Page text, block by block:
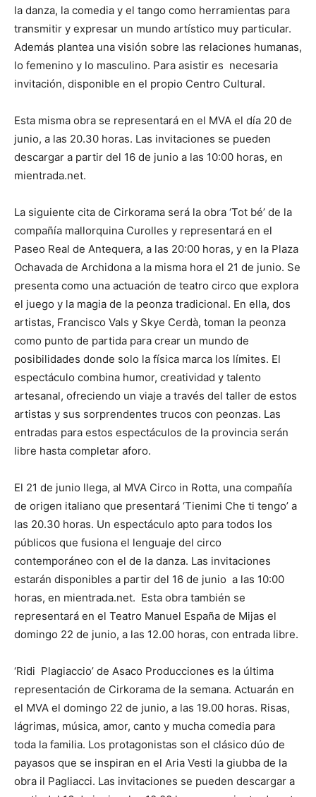
la danza, la comedia y el tango como herramientas para
transmitir y expresar un mundo artístico muy particular.
Además plantea una visión sobre las relaciones humanas,
lo femenino y lo masculino. Para asistir es necesaria
invitación, disponible en el propio Centro Cultural.
Esta misma obra se representará en el MVA el día 20 de
junio, a las 20.30 horas. Las invitaciones se pueden
descargar a partir del 16 de junio a las 10:00 horas, en
mientrada.net.
La siguiente cita de Cirkorama será la obra ‘Tot bé’ de la
compañía mallorquina Curolles y representará en el
Paseo Real de Antequera, a las 20:00 horas, y en la Plaza
Ochavada de Archidona a la misma hora el 21 de junio. Se
presenta como una actuación de teatro circo que explora
el juego y la magia de la peonza tradicional. En ella, dos
artistas, Francisco Vals y Skye Cerdà, toman la peonza
como punto de partida para crear un mundo de
posibilidades donde solo la física marca los límites. El
espectáculo combina humor, creatividad y talento
artesanal, ofreciendo un viaje a través del taller de estos
artistas y sus sorprendentes trucos con peonzas. Las
entradas para estos espectáculos de la provincia serán
libre hasta completar aforo.
El 21 de junio llega, al MVA Circo in Rotta, una compañía
de origen italiano que presentará ‘Tienimi Che ti tengo’ a
las 20.30 horas. Un espectáculo apto para todos los
públicos que fusiona el lenguaje del circo
contemporáneo con el de la danza. Las invitaciones
estarán disponibles a partir del 16 de junio a las 10:00
horas, en mientrada.net. Esta obra también se
representará en el Teatro Manuel España de Mijas el
domingo 22 de junio, a las 12.00 horas, con entrada libre.
‘Ridi Plagiaccio’ de Asaco Producciones es la última
representación de Cirkorama de la semana. Actuarán en
el MVA el domingo 22 de junio, a las 19.00 horas. Risas,
lágrimas, música, amor, canto y mucha comedia para
toda la familia. Los protagonistas son el clásico dúo de
payasos que se inspiran en el Aria Vesti la giubba de la
obra il Pagliacci. Las invitaciones se pueden descargar a